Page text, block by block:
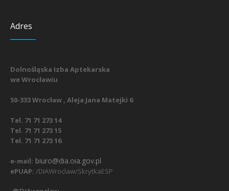
Adres
Dolnośląska Izba Aptekarska
we Wrocławiu
50-333 Wrocław , Aleja Jana Matejki 6
Tel. 71 71 273 14
Tel. 71 71 273 15
Tel. 71 71 273 16
e-mail: biuro@dia.oia.gov.pl
ePUAP: /DIAWroclaw/SkrytkaESP